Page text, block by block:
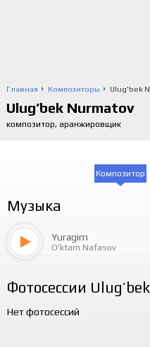
Главная Композиторы Ulug'bek
Ulug’bek Nurmatov
композитор, аранжировщик
Композитор
Музыка
Yuragim
O'ktam Nafasov
Фотосессии
Нет фотосессий